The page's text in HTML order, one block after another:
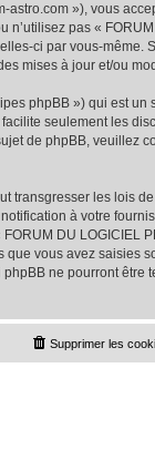
astro.com »), vous
pas «
ci par vous-même.
mises à jour et/ou
phpBB ») qui est un
seulement les
de phpBB, veuillez
transgresser les lois
à votre
DU LOGICIEL
vous avez saisies
ne pourront être
Supprimer les